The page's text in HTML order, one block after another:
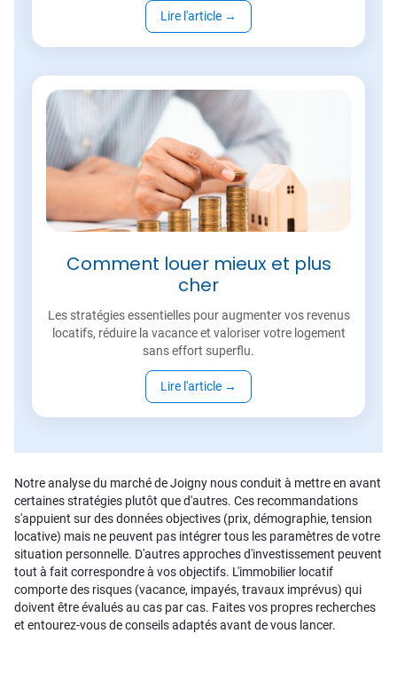
Lire l'article →
Comment louer mieux et plus
cher
Les stratégies essentielles pour augmenter vos revenus
locatifs, réduire la vacance et valoriser votre logement
sans effort superflu.
Lire l'article →
Notre analyse du marché de Joigny nous conduit à mettre en avant
certaines stratégies plutôt que d'autres. Ces recommandations
s'appuient sur des données objectives (prix, démographie, tension
locative) mais ne peuvent pas intégrer tous les paramètres de votre
situation personnelle. D'autres approches d'investissement peuvent
tout à fait correspondre à vos objectifs. L'immobilier locatif
comporte des risques (vacance, impayés, travaux imprévus) qui
doivent être évalués au cas par cas. Faites vos propres recherches
et entourez-vous de conseils adaptés avant de vous lancer.